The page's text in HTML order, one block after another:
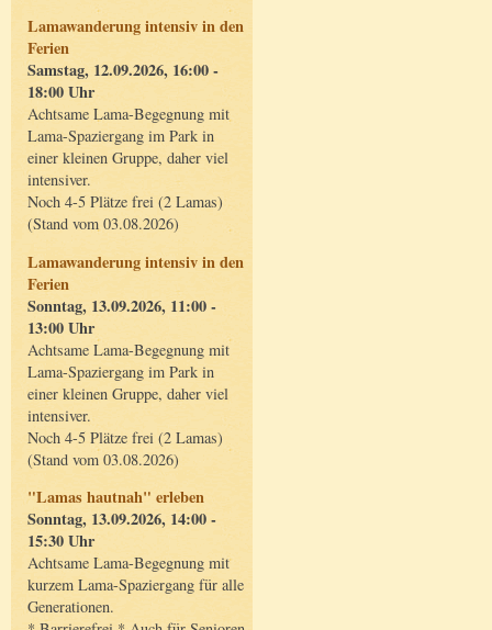
Lamawanderung intensiv in den
Ferien
Samstag, 12.09.2026, 16:00 -
18:00 Uhr
Achtsame Lama-Begegnung mit
Lama-Spaziergang im Park in
einer kleinen Gruppe, daher viel
intensiver.
Noch 4-5 Plätze frei (2 Lamas)
(Stand vom 03.08.2026)
Lamawanderung intensiv in den
Ferien
Sonntag, 13.09.2026, 11:00 -
13:00 Uhr
Achtsame Lama-Begegnung mit
Lama-Spaziergang im Park in
einer kleinen Gruppe, daher viel
intensiver.
Noch 4-5 Plätze frei (2 Lamas)
(Stand vom 03.08.2026)
"Lamas hautnah" erleben
Sonntag, 13.09.2026, 14:00 -
15:30 Uhr
Achtsame Lama-Begegnung mit
kurzem Lama-Spaziergang für alle
Generationen.